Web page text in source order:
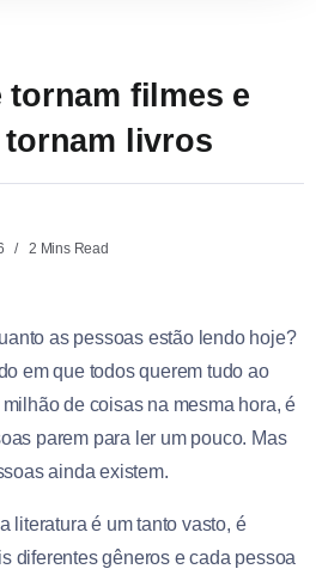
filmes e
livros
2 Mins Read
as pessoas estão lendo hoje?
em que todos querem tudo ao
de coisas na mesma hora, é
parem para ler um pouco. Mas
ainda existem.
literatura é um tanto vasto, é
diferentes gêneros e cada pessoa